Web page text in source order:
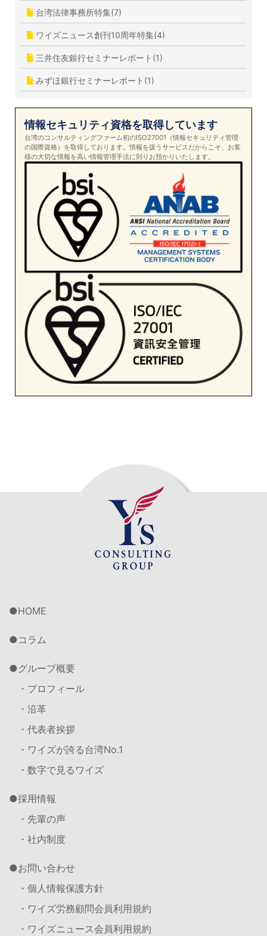
台湾法律事務所特集(7)
ワイズニュース創刊10周年特集(4)
三井住友銀行セミナーレポート(1)
みずほ銀行セミナーレポート(1)
情報セキュリティ資格を取得しています
台湾のコンサルティングファーム初のISO27001（情報セキュリティ管理
の国際資格）を取得しております。情報を扱うサービスだからこそ、お客
様の大切な情報を高い情報管理手法に則りお預かりいたします。
HOME
コラム
グループ概要
・プロフィール
・沿革
・代表者挨拶
・ワイズが誇る台湾No.1
・数字で見るワイズ
採用情報
・先輩の声
・社内制度
お問い合わせ
・個人情報保護方針
・ワイズ労務顧問会員利用規約
・ワイズニュース会員利用規約